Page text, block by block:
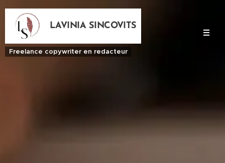
LAVINIA SINCOVITS
Freelance copywriter en redacteur